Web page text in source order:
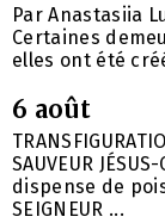
Par Anastasiia
Certaines
elles ont été
6 août
SAUVEUR
dispense de
SEIGNEUR ...